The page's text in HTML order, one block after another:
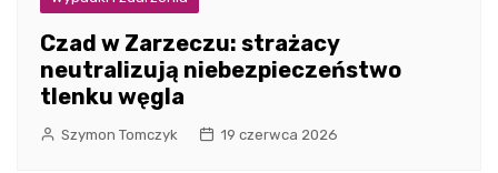
Czad w Zarzeczu: strażacy
neutralizują niebezpieczeństwo
tlenku węgla
Szymon Tomczyk 19 czerwca 2026